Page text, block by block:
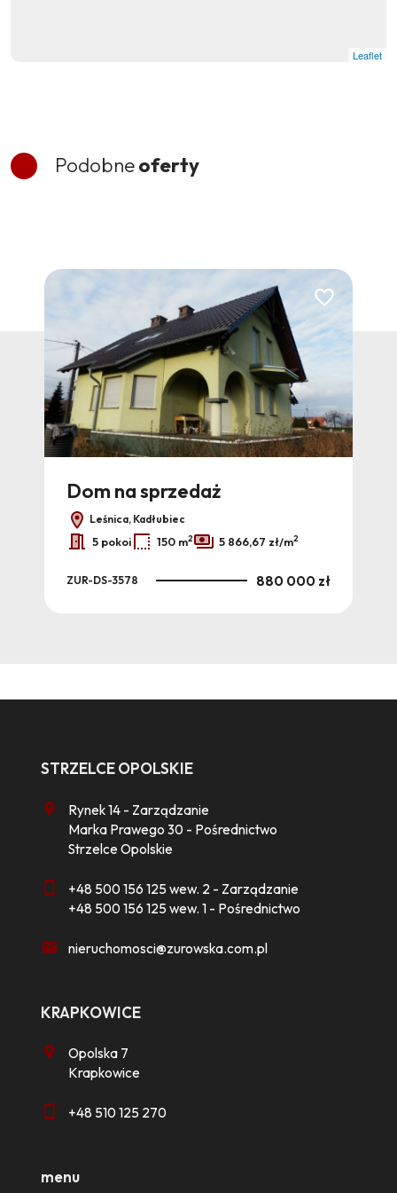
Leaflet
Podobneoferty
Dodaj do
Dom na sprzedaż
Leśnica, Kadłubiec
5 pokoi 150 m2 5 866,67 zł/m2
ZUR-DS-3578 880 000 zł
STRZELCE OPOLSKIE
Rynek 14 - Zarządzanie
Marka Prawego 30 - Pośrednictwo
Strzelce Opolskie
+48 500 156 125 wew. 2 - Zarządzanie
+48 500 156 125 wew. 1 - Pośrednictwo
nieruchomosci@zurowska.com.pl
KRAPKOWICE
Opolska 7
Krapkowice
+48 510 125 270
menu